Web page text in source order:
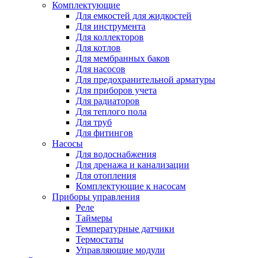
Комплектующие
Для емкостей для жидкостей
Для инструмента
Для коллекторов
Для котлов
Для мембранных баков
Для насосов
Для предохранительной арматуры
Для приборов учета
Для радиаторов
Для теплого пола
Для труб
Для фитингов
Насосы
Для водоснабжения
Для дренажа и канализации
Для отопления
Комплектующие к насосам
Приборы управления
Реле
Таймеры
Температурные датчики
Термостаты
Управляющие модули